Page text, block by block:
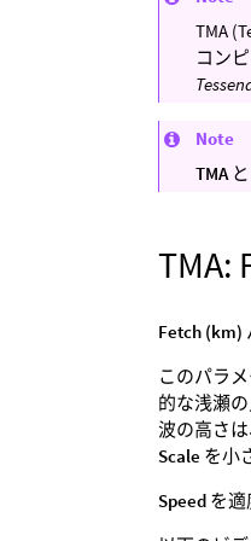
TMA
コン
Note
TMA
TMA:
Fetch (km)
このパラ
的な浅瀬
波の高さ
Scale を小
Speed を